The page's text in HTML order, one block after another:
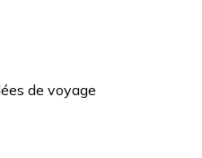
de voyage